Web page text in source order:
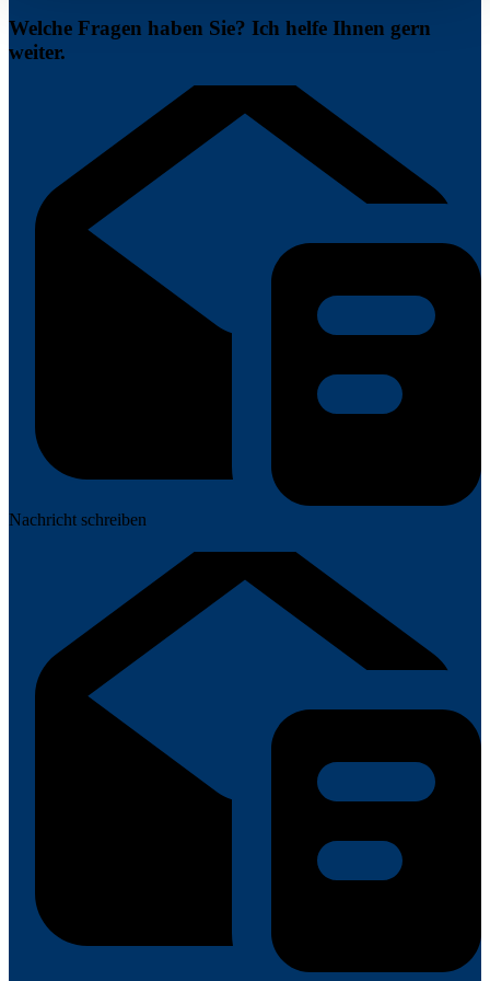
Welche Fragen haben Sie? Ich helfe Ihnen gern
weiter.
Nachricht schreiben